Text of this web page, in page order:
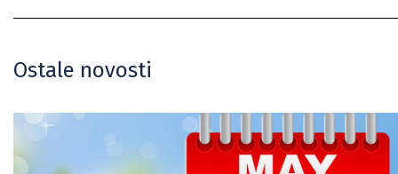
Ostale novosti